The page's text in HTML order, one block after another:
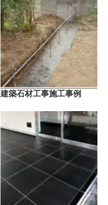
建築石材工事施工事例